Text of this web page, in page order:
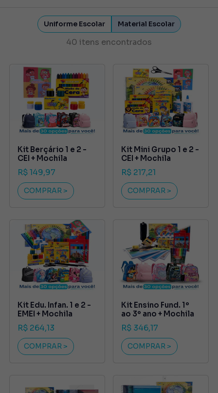
Uniforme Escolar Material Escolar
40 itens encontrados
Kit Berçário 1 e 2 -
CEI + Mochila
R$ 149,97
COMPRAR >
Kit Mini Grupo 1 e 2 -
CEI + Mochila
R$ 217,21
COMPRAR >
Kit Edu. Infan. 1 e 2 -
EMEI + Mochila
R$ 264,13
COMPRAR >
Kit Ensino Fund. 1º
ao 3º ano + Mochila
R$ 346,17
COMPRAR >